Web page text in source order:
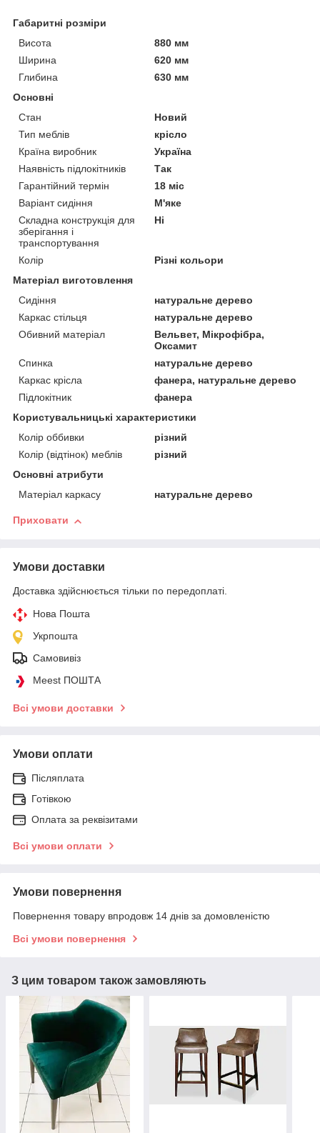
Габаритні розміри
Висота
880 мм
Ширина
620 мм
Глибина
630 мм
Основні
Стан
Новий
Тип меблів
крісло
Країна виробник
Україна
Наявність підлокітників
Так
Гарантійний термін
18 міс
Варіант сидіння
М'яке
Складна конструкція для
зберігання і
транспортування
Ні
Колір
Різні кольори
Матеріал виготовлення
Сидіння
натуральне дерево
Каркас стільця
натуральне дерево
Обивний матеріал
Вельвет, Мікрофібра,
Оксамит
Спинка
натуральне дерево
Каркас крісла
фанера, натуральне дерево
Підлокітник
фанера
Користувальницькі характеристики
Колір оббивки
різний
Колір (відтінок) меблів
різний
Основні атрибути
Матеріал каркасу
натуральне дерево
Приховати
Умови доставки
Доставка здійснюється тільки по передоплаті.
Нова Пошта
Укрпошта
Самовивіз
Meest ПОШТА
Всі умови доставки
Умови оплати
Післяплата
Готівкою
Оплата за реквізитами
Всі умови оплати
Умови повернення
Повернення товару впродовж 14 днів за домовленістю
Всі умови повернення
З цим товаром також замовляють